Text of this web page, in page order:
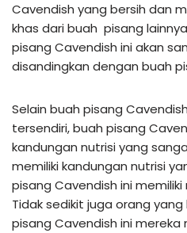
Cavendish yang bersih dan
khas dari buah pisang
pisang Cavendish ini akan
disandingkan dengan buah
Selain buah pisang
tersendiri, buah pisang
kandungan nutrisi yang
memiliki kandungan nutrisi
pisang Cavendish ini
Tidak sedikit juga orang
pisang Cavendish ini